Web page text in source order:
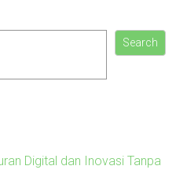
Search
Digital dan Inovasi Tanpa